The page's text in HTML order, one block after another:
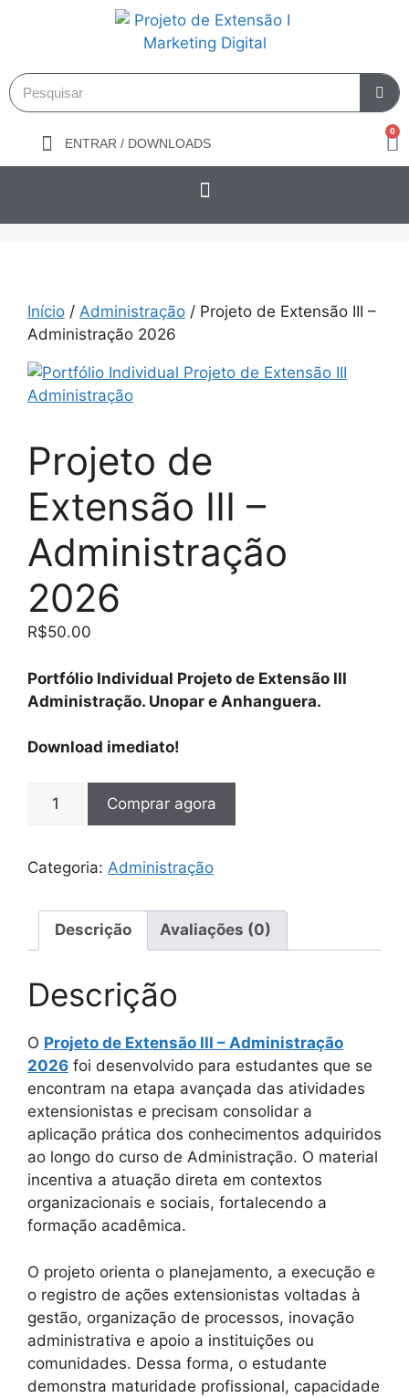
ENTRAR / DOWNLOADS
0
Início / Administração / Projeto de Extensão III –
Administração 2026
Projeto de
Extensão III –
Administração
2026
R$50.00
Portfólio Individual Projeto de Extensão III
Administração. Unopar e Anhanguera.
Download imediato!
Comprar agora
Categoria: Administração
Descrição Avaliações (0)
Descrição
O Projeto de Extensão III – Administração
2026 foi desenvolvido para estudantes que se
encontram na etapa avançada das atividades
extensionistas e precisam consolidar a
aplicação prática dos conhecimentos adquiridos
ao longo do curso de Administração. O material
incentiva a atuação direta em contextos
organizacionais e sociais, fortalecendo a
formação acadêmica.
O projeto orienta o planejamento, a execução e
o registro de ações extensionistas voltadas à
gestão, organização de processos, inovação
administrativa e apoio a instituições ou
comunidades. Dessa forma, o estudante
demonstra maturidade profissional, capacidade